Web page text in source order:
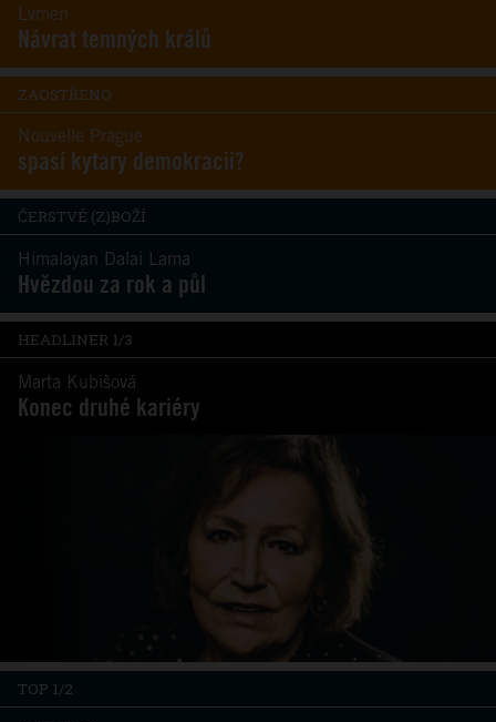
Lvmen
Návrat temných králů
ZAOSTŘENO
Nouvelle Prague
spasí kytary demokracii?
ČERSTVÉ (Z)BOŽÍ
Himalayan Dalai Lama
Hvězdou za rok a půl
HEADLINER 1/3
Marta Kubišová
Konec druhé kariéry
TOP 1/2